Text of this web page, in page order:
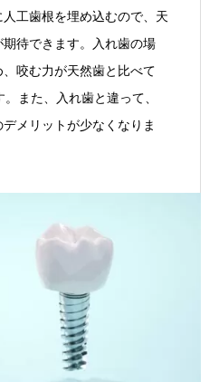
工歯根を埋め込むので、天
待できます。入れ歯の場
咬む力が天然歯と比べて
また、入れ歯と違って、
メリットが少なくなりま